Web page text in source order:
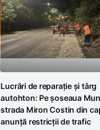
Lucrări de reparație și târg
autohton: Pe șoseaua
strada Miron Costin din
anunță restricții de trafic